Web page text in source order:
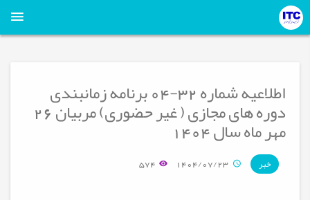
اطلاعیه شماره 32-04 برنامه زمانبندی
دوره های مجازی ( غیر حضوری) مربیان 26
مهر ماه سال 1404
خبر 1404/07/23
574